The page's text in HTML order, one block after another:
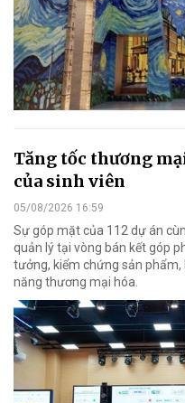
Tăng tốc thương
của sinh viên
05/08/2026 16:59
Sự góp mặt của 112 dự án
quản lý tại vòng bán kết góp
tưởng, kiểm chứng sản
năng thương mại hóa.